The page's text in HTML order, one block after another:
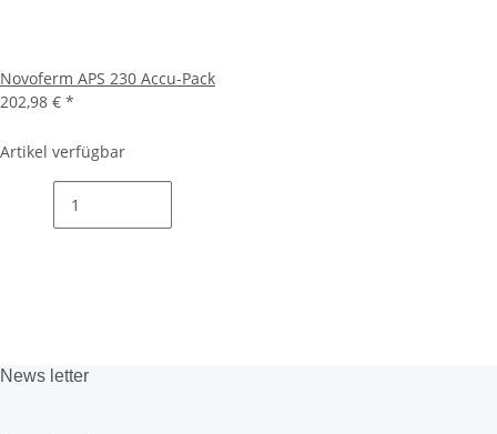
Novoferm APS 230 Accu-Pack
202,98 € *
Artikel verfügbar
News letter